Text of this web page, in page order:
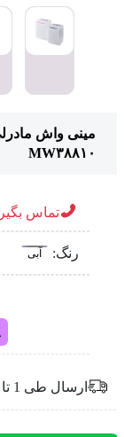
MW۳۸۸۱۰
تماس
رنگ: آبی
۱۸
ارسال طی 1 تا 3 روز کاری